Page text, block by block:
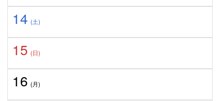
14 (土)
15 (日)
16 (月)